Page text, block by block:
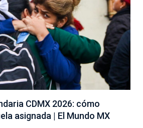
CDMX 2026: cómo
asignada | El Mundo MX